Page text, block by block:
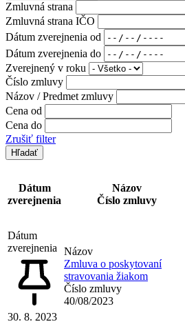
Zmluvná strana
Zmluvná strana IČO
Dátum zverejnenia od
Dátum zverejnenia do
Zverejnený v roku
Číslo zmluvy
Názov / Predmet zmluvy
Cena od
Cena do
Zrušiť filter
Dátum
zverejnenia
Názov
Číslo zmluvy
Dátum
zverejnenia
30. 8. 2023
Názov
Zmluva o poskytovaní
stravovania žiakom
Číslo zmluvy
40/08/2023